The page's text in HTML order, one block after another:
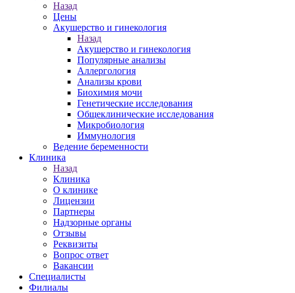
Назад
Цены
Акушерство и гинекология
Назад
Акушерство и гинекология
Популярные анализы
Аллергология
Анализы крови
Биохимия мочи
Генетические исследования
Общеклинические исследования
Микробиология
Иммунология
Ведение беременности
Клиника
Назад
Клиника
О клинике
Лицензии
Партнеры
Надзорные органы
Отзывы
Реквизиты
Вопрос ответ
Вакансии
Специалисты
Филиалы